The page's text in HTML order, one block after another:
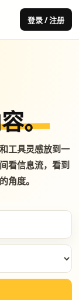
登录 / 注册
。
工具灵感放到一
看信息流，看到
角度。